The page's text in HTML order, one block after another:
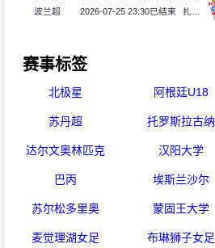
波兰超
2026-07-25 23:30已结束
赛事标签
北极星 阿根廷U18
苏丹超 托罗斯拉古纳
达尔文奥林匹克 汉阳大学
巴丙 埃斯兰沙尔
苏尔松多里奥 蒙固王大学
麦觉理湖女足 布琳狮子女足